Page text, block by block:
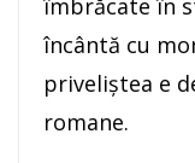
îmbrăcate în
încântă cu
priveliştea e
romane.